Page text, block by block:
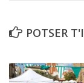
POTSER